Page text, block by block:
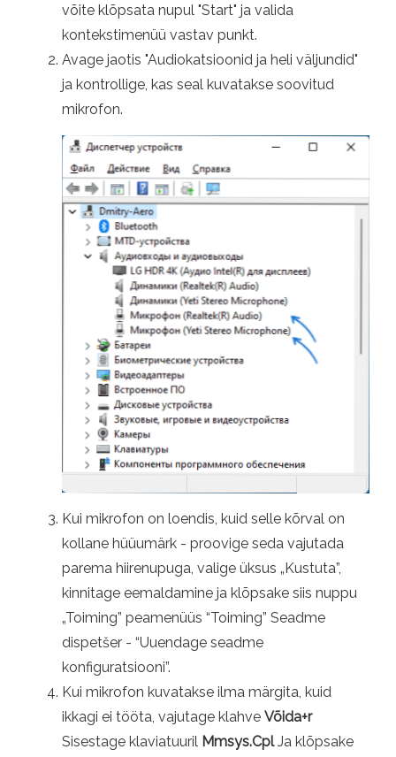
võite klõpsata nupul "Start" ja valida
kontekstimenüü vastav punkt.
Avage jaotis "Audiokatsioonid ja heli väljundid"
ja kontrollige, kas seal kuvatakse soovitud
mikrofon.
Kui mikrofon on loendis, kuid selle kõrval on
kollane hüüumärk - proovige seda vajutada
parema hiirenupuga, valige üksus „Kustuta”,
kinnitage eemaldamine ja klõpsake siis nuppu
„Toiming” peamenüüs “Toiming” Seadme
dispetšer - “Uuendage seadme
konfiguratsiooni”.
Kui mikrofon kuvatakse ilma märgita, kuid
ikkagi ei tööta, vajutage klahve Võida+r
Sisestage klaviatuuril Mmsys.CplJa klõpsake